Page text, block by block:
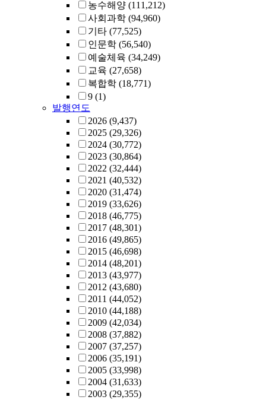
농수해양 (111,212)
사회과학 (94,960)
기타 (77,525)
인문학 (56,540)
예술체육 (34,249)
교육 (27,658)
복합학 (18,771)
9 (1)
발행연도
2026 (9,437)
2025 (29,326)
2024 (30,772)
2023 (30,864)
2022 (32,444)
2021 (40,532)
2020 (31,474)
2019 (33,626)
2018 (46,775)
2017 (48,301)
2016 (49,865)
2015 (46,698)
2014 (48,201)
2013 (43,977)
2012 (43,680)
2011 (44,052)
2010 (44,188)
2009 (42,034)
2008 (37,882)
2007 (37,257)
2006 (35,191)
2005 (33,998)
2004 (31,633)
2003 (29,355)